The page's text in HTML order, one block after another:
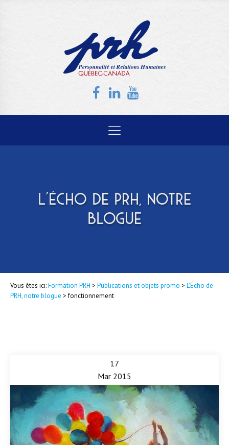
L'ÉCHO DE PRH, NOTRE
BLOGUE
Vous êtes ici:Formation PRH > Publications et objets promo > L'Écho de
PRH, notre blogue >fonctionnement
17
Mar 2015